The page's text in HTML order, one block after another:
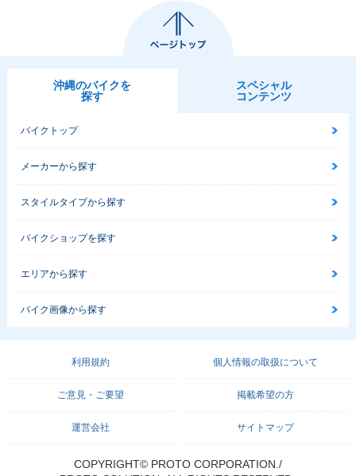
沖縄のバイクを
探す
スペシャル
コンテンツ
バイクトップ
メーカーから探す
スタイルタイプから探す
バイクショップを探す
エリアから探す
バイク画像から探す
利用規約 個人情報の取扱について
ご意見・ご要望 掲載希望の方
運営会社 サイトマップ
COPYRIGHT© PROTO CORPORATION./